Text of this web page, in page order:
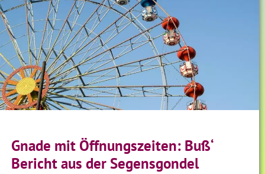
Gnade mit Öffnungszeiten: Buß‘
Bericht aus der Segensgondel